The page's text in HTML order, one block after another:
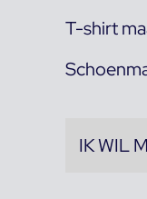
T-shirt
IK WIL